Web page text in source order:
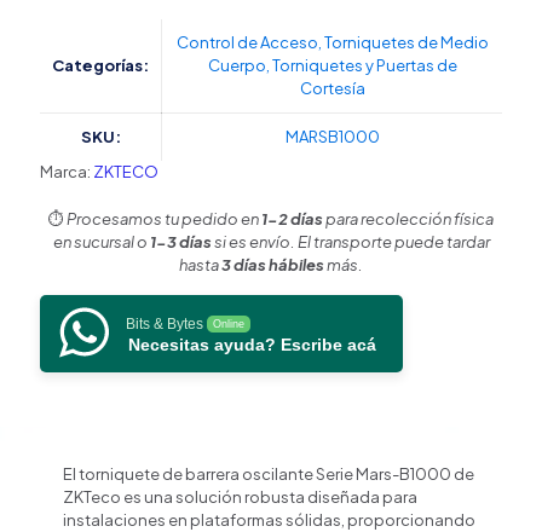
Mars-
Plataforma
Dimensiones
Uso
Tornillos
Herramientas
Específicas
Categorías:
Control de Acceso Torniquetes de Medio
Cuerpo Torniquetes y Puertas de
Cortesía
SKU:
MARSB1000
Marca: ZKTECO
⏱️Procesamos tu pedido en1-2 díaspara recolección física
en sucursal o 1-3 díassi es envío. El transporte puede tardar
hasta3 días hábilesmás.
Bits & Bytes Online
Necesitas ayuda? Escribe acá
El torniquete de barrera oscilante Serie Mars-B1000 de
ZKTeco es una solución robusta diseñada para
instalaciones en plataformas sólidas, proporcionando